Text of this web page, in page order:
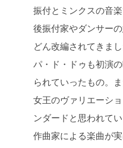
振付とミンクスの音
後振付家やダンサー
どん改編されてきま
パ・ド・ドゥも初演
られていったもの。
女王のヴァリエーシ
ンダードと思われて
作曲家による楽曲が